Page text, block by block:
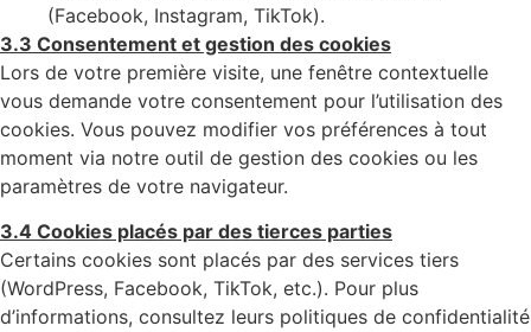
(Facebook, Instagram, TikTok).
3.3 Consentement et gestion des cookies
Lors de votre première visite, une fenêtre contextuelle
vous demande votre consentement pour l’utilisation des
cookies. Vous pouvez modifier vos préférences à tout
moment via notre outil de gestion des cookies ou les
paramètres de votre navigateur.
3.4 Cookies placés par des tierces parties
Certains cookies sont placés par des services tiers
(WordPress, Facebook, TikTok, etc.). Pour plus
d’informations, consultez leurs politiques de confidentialité